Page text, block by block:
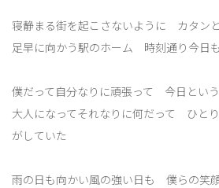
寝静まる街を起こさないように カタン
足早に向かう駅のホーム 時刻通り今日
僕だって自分なりに頑張って 今日とい
大人になってそれなりに何だって ひと
がしていた
雨の日も向かい風の強い日も 僕らの笑